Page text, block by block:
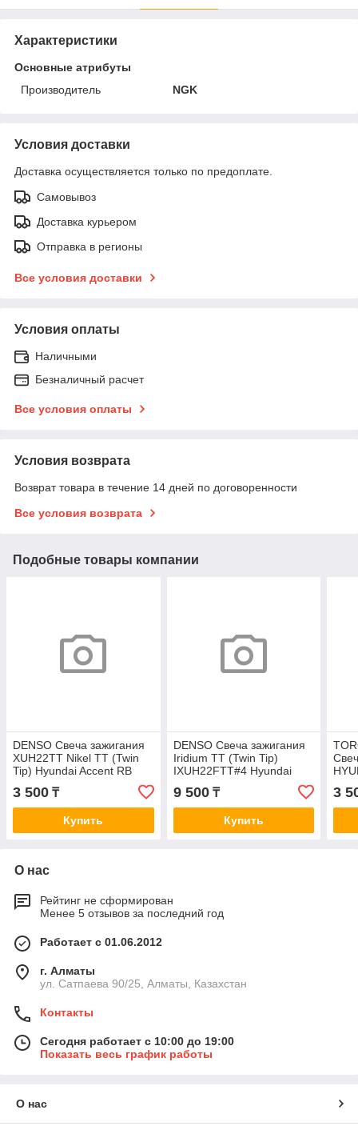
Характеристики
Основные атрибуты
Производитель
NGK
Условия доставки
Доставка осуществляется только по предоплате.
Самовывоз
Доставка курьером
Отправка в регионы
Все условия доставки
Условия оплаты
Наличными
Безналичный расчет
Все условия оплаты
Условия возврата
Возврат товара в течение 14 дней по договоренности
Все условия возврата
Подобные товары компании
DENSO Свеча зажигания
XUH22TT Nikel TT (Twin
Tip) Hyundai Accent RB
1.6, i20 1.4-1.6, i30 1.4-1.6,
Kia Rio
3 500 ₸
Купить
DENSO Свеча зажигания
Iridium TT (Twin Tip)
IXUH22FTT#4 Hyundai
Solaris IV, KIA Soul/Сreta II
1.6/1.6GDI 10>
9 500₸
Купить
3
О нас
Рейтинг не сформирован
Менее 5 отзывов за последний год
Работает с 01.06.2012
г. Алматы
ул. Сатпаева 90/25, Алматы, Казахстан
Контакты
Сегодня работает с 10:00 до 19:00
Показать весь график работы
О нас